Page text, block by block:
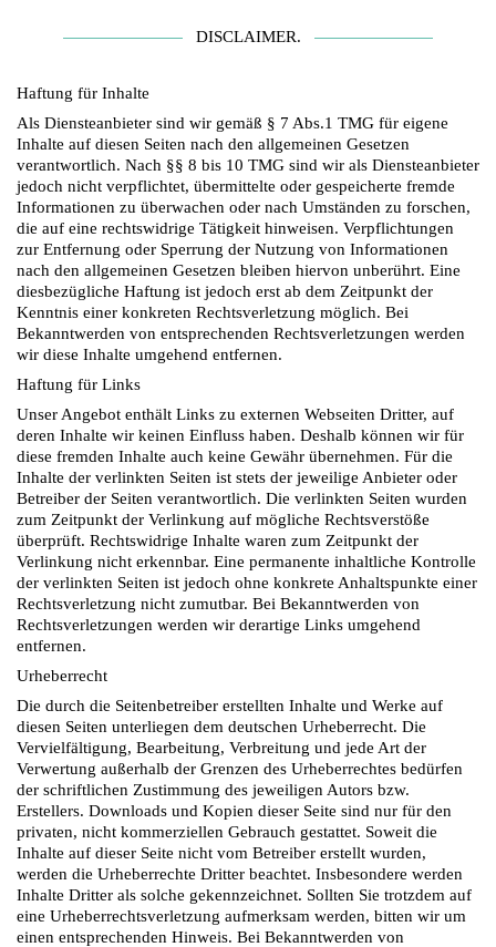
DISCLAIMER.
Haftung für Inhalte
Als Diensteanbieter sind wir gemäß § 7 Abs.1 TMG für eigene
Inhalte auf diesen Seiten nach den allgemeinen Gesetzen
verantwortlich. Nach §§ 8 bis 10 TMG sind wir als Diensteanbieter
jedoch nicht verpflichtet, übermittelte oder gespeicherte fremde
Informationen zu überwachen oder nach Umständen zu forschen,
die auf eine rechtswidrige Tätigkeit hinweisen. Verpflichtungen
zur Entfernung oder Sperrung der Nutzung von Informationen
nach den allgemeinen Gesetzen bleiben hiervon unberührt. Eine
diesbezügliche Haftung ist jedoch erst ab dem Zeitpunkt der
Kenntnis einer konkreten Rechtsverletzung möglich. Bei
Bekanntwerden von entsprechenden Rechtsverletzungen werden
wir diese Inhalte umgehend entfernen.
Haftung für Links
Unser Angebot enthält Links zu externen Webseiten Dritter, auf
deren Inhalte wir keinen Einfluss haben. Deshalb können wir für
diese fremden Inhalte auch keine Gewähr übernehmen. Für die
Inhalte der verlinkten Seiten ist stets der jeweilige Anbieter oder
Betreiber der Seiten verantwortlich. Die verlinkten Seiten wurden
zum Zeitpunkt der Verlinkung auf mögliche Rechtsverstöße
überprüft. Rechtswidrige Inhalte waren zum Zeitpunkt der
Verlinkung nicht erkennbar. Eine permanente inhaltliche Kontrolle
der verlinkten Seiten ist jedoch ohne konkrete Anhaltspunkte einer
Rechtsverletzung nicht zumutbar. Bei Bekanntwerden von
Rechtsverletzungen werden wir derartige Links umgehend
entfernen.
Urheberrecht
Die durch die Seitenbetreiber erstellten Inhalte und Werke auf
diesen Seiten unterliegen dem deutschen Urheberrecht. Die
Vervielfältigung, Bearbeitung, Verbreitung und jede Art der
Verwertung außerhalb der Grenzen des Urheberrechtes bedürfen
der schriftlichen Zustimmung des jeweiligen Autors bzw.
Erstellers. Downloads und Kopien dieser Seite sind nur für den
privaten, nicht kommerziellen Gebrauch gestattet. Soweit die
Inhalte auf dieser Seite nicht vom Betreiber erstellt wurden,
werden die Urheberrechte Dritter beachtet. Insbesondere werden
Inhalte Dritter als solche gekennzeichnet. Sollten Sie trotzdem auf
eine Urheberrechtsverletzung aufmerksam werden, bitten wir um
einen entsprechenden Hinweis. Bei Bekanntwerden von